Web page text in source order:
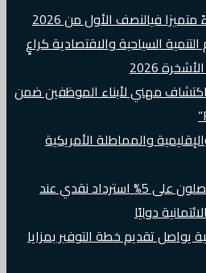
فيالنصف الأول من 2026
السياحية والاقتصادية كراعٍ
2026
مهني لأبناء الموظفين ضمن
والمماطلة الأمريكية
أكثر من 5000فائز سيحصلون على 5% استرداد نقدي عند
يواصل تقديم خطة التوفير بمزايا